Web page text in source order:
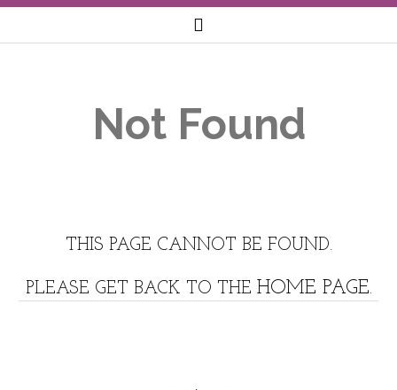
Not Found
THIS PAGE CANNOT BE FOUND.
PLEASE GET BACK TO THE HOME PAGE.